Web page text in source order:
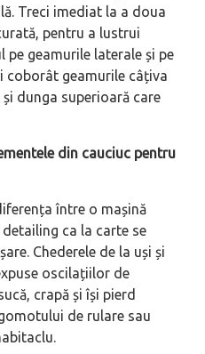
Treci imediat la a doua
pentru a lustrui
pe geamurile laterale și pe
coborât geamurile câțiva
dunga superioară care
din cauciuc pentru
între o mașină
ca la carte se
Chederele de la uși și
oscilațiilor de
crapă și își pierd
de rulare sau